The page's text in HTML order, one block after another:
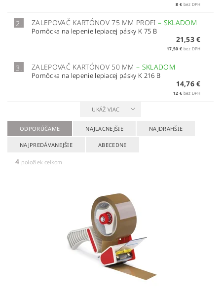
8 € bez DPH
2. ZALEPOVAČ KARTÓNOV 75 MM PROFI– SKLADOM
Pomôcka na lepenie lepiacej pásky K 75 B
21,53 €
17,50 € bez DPH
3. ZALEPOVAČ KARTÓNOV 50 MM– SKLADOM
Pomôcka na lepenie lepiacej pásky K 216 B
14,76 €
12 € bez DPH
UKÁŽ VIAC
ODPORÚČAME NAJLACNEJŠIE NAJDRAHŠIE
NAJPREDÁVANEJŠIE ABECEDNE
4 položiek celkom